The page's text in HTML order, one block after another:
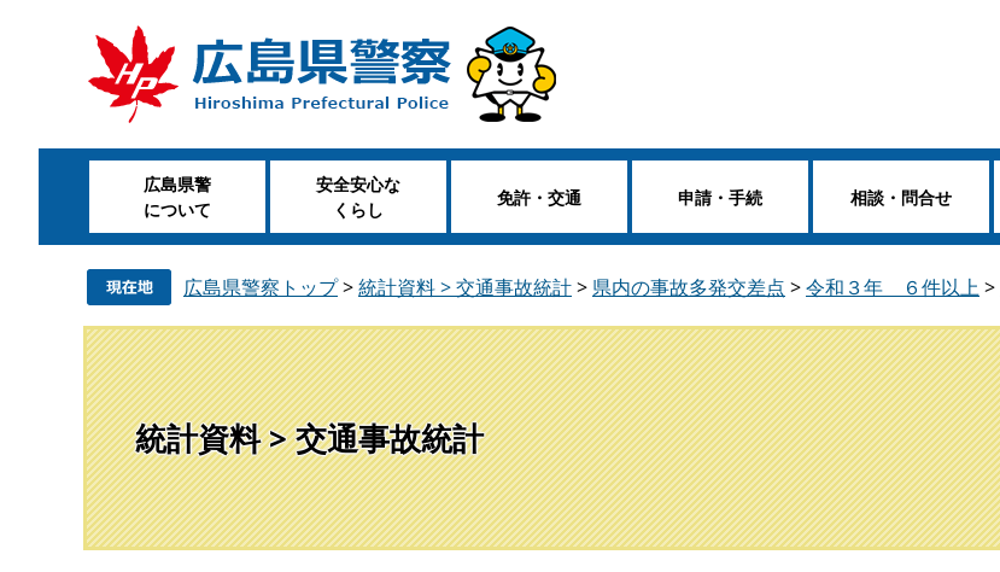
。
て
広島県警
について
安全安心な
くらし
免許・交通 申請・手続 相談・問合せ
広島県警察トップ>統計資料 > 交通事故統計> 県内の事故多発交差点 >令和３年 ６件以上>
統計資料 > 交通事故統計